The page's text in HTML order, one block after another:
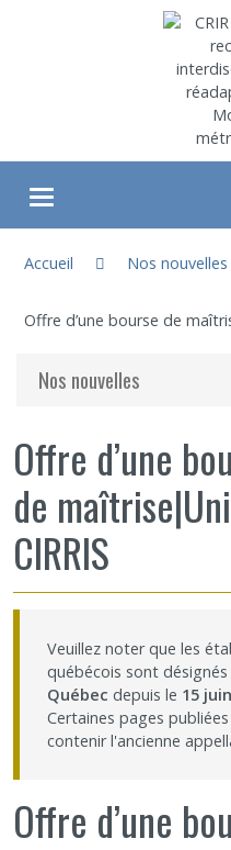
Aller directement
Ouvrir/fermer le menu
À propos
Recherche
Membres
Étudiants
Partageons nos savoirs
Éthique
Nous joindre
Accessibilité
Accueil
Nos nouvelles
Offre d’une bourse de
Nos nouvelles
Offre d’une
de
CIRRIS
Veuillez noter que les
québécois sont
Québec depuis le 15
Certaines pages
contenir l'ancienne
Offre d’une